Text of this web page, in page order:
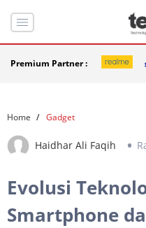
Premium Partner :
Home Gadget
Haidhar Ali Faqih
Evolusi
Smartphone